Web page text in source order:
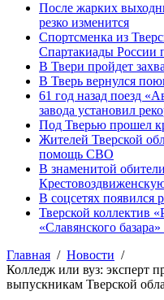
После жарких
резко изменится
Спортсменка из
Спартакиады России
В Твери пройдет
В Тверь вернулся
61 год назад поезд
завода установил
Под Тверью прошел
Жителей Тверской
помощь СВО
В знаменитой
В соцсетях появился
Тверской коллектив
«Славянского
Главная
Новости
Колледж или вуз: эксперт
выпускникам Тверской